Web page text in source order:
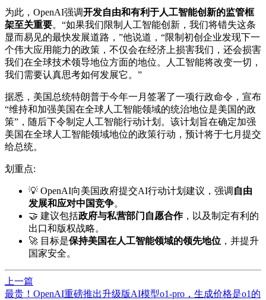
为此，OpenAI强调开发自由和有利于人工智能创新的监管框
架至关重要。“如果我们限制人工智能创新，我们将错失这条
显而易见的最快发展道路，”他说道，“限制初创企业发现下一
个伟大应用能力的政策，不仅会在经济上损害我们，还会损害
我们在全球技术领导地位方面的地位。人工智能将改变一切，
我们需要认真思考如何发展它。”
据悉，美国总统特朗普于今年一月签署了一项行政命令，宣布
“维持和加强美国在全球人工智能领域的统治地位是美国的政
策”，随后下令制定人工智能行动计划。该计划旨在确定加强
美国在全球人工智能领域地位的政策行动，预计将于七月提交
给总统。
划重点:
💡 OpenAI向美国政府提交AI行动计划建议，强调 自由
发展和应对中国竞争。
🤝 建议包括政府与私营部门自愿合作，以及制定有利的
出口和版权战略。
🚀 目标是保持美国在人工智能领域的领先地位 ，并提升
国家安全。
上一篇
最贵！OpenAI重磅推出升级版AI模型o1-pro，生成价格是o1的